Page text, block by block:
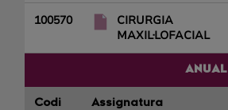
100570
CIRURGIA
MAXIL·LOFACIAL
ANUAL
Codi Assignatura